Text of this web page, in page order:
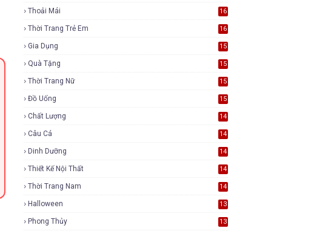
Thoải Mái 16
Thời Trang Trẻ Em 16
Gia Dụng 15
Quà Tặng 15
Thời Trang Nữ 15
Đồ Uống 15
Chất Lượng 14
Câu Cá 14
Dinh Dưỡng 14
Thiết Kế Nội Thất 14
Thời Trang Nam 14
Halloween 13
Phong Thủy 13